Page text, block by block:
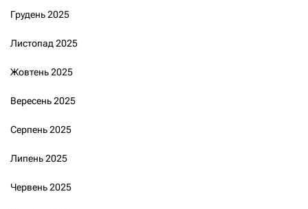
Грудень 2025
Листопад 2025
Жовтень 2025
Вересень 2025
Серпень 2025
Липень 2025
Червень 2025